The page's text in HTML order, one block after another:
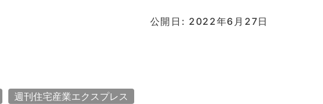
公開日: 2022年6月27日
週刊住宅産業エクスプレス